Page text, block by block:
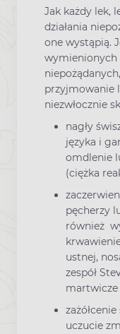
Jak każdy lek,
działania
one wystąpią.
wymienionych
przyjmowanie
niezwłocznie
nagły
języka i
omdlenie
(ciężka
pęcherzy
również
ustnej,
zespół
martwicze
uczucie